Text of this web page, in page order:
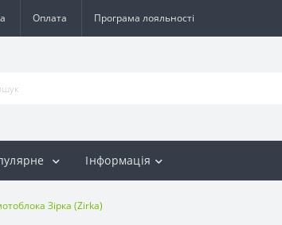
Оплата Програма лояльності
Інформація
Зірка (Zirka)